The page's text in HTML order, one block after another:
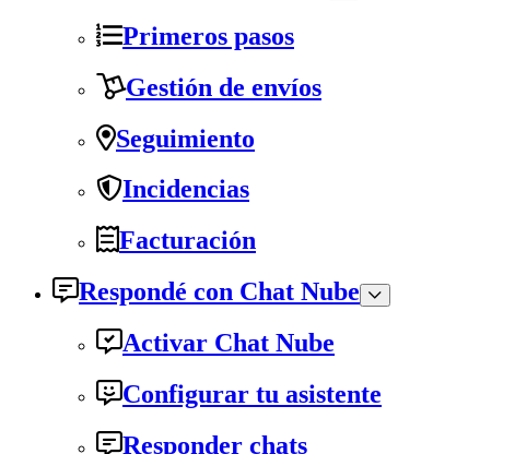
Primeros pasos
Gestión de envíos
Seguimiento
Incidencias
Facturación
Respondé con Chat Nube
Activar Chat Nube
Configurar tu asistente
Responder chats